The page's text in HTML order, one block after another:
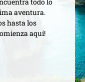
aventura.
hasta los
aquí!